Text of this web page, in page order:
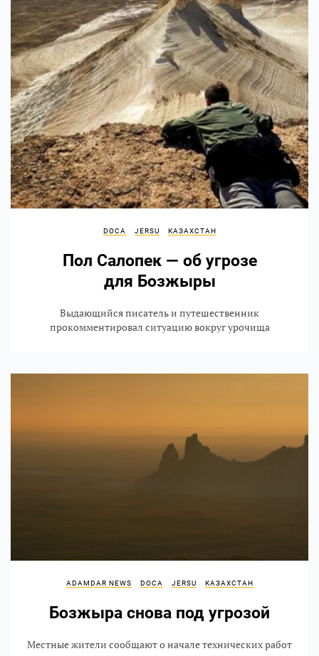
DOCA JERSU КАЗАХСТАН
Пол Салопек — об угрозе
для Бозжыры
Выдающийся писатель и путешественник
прокомментировал ситуацию вокруг урочища
ADAMDAR NEWS DOCA JERSU КАЗАХСТАН
Бозжыра снова под угрозой
Местные жители сообщают о начале технических работ